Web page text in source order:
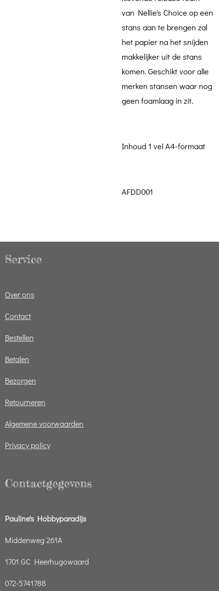
van Nellie's Choice op een
stans aan te brengen zal
het papier na het snijden
makkelijker uit de stans
komen. Geschikt voor alle
merken stansen waar nog
geen foamlaag in zit.
Inhoud 1 vel A4-formaat
AFDD001
Service
Over ons
Contact
Bestellen
Betalen
Bezorgen
Retourneren
Algemene voorwaarden
Privacy policy
Contactgegevens
Pauline's Hobbyparadijs
Middenweg 261A
1701 GC Heerhugowaard
072-5741788